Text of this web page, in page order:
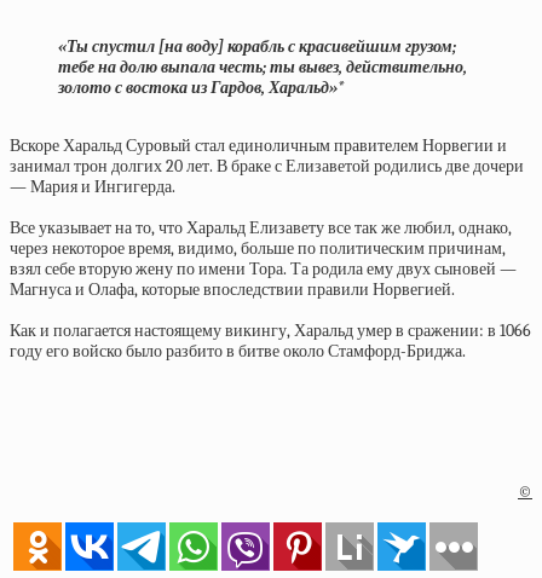
«Ты спустил [на воду] корабль с красивейшим грузом;
тебе на долю выпала честь; ты вывез, действительно,
золото с востока из Гардов, Харальд»*
Вскоре Харальд Суровый стал единоличным правителем Норвегии и
занимал трон долгих 20 лет. В браке с Елизаветой родились две дочери
— Мария и Ингигерда.
Все указывает на то, что Харальд Елизавету все так же любил, однако,
через некоторое время, видимо, больше по политическим причинам,
взял себе вторую жену по имени Тора. Та родила ему двух сыновей —
Магнуса и Олафа, которые впоследствии правили Норвегией.
Как и полагается настоящему викингу, Харальд умер в сражении: в 1066
году его войско было разбито в битве около Стамфорд-Бриджа.
©